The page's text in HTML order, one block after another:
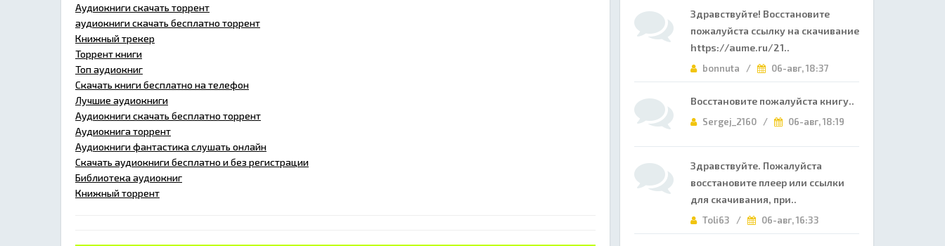
Аудиокниги скачать торрент
аудиокниги скачать бесплатно торрент
Книжный трекер
Торрент книги
Топ аудиокниг
Скачать книги бесплатно на телефон
Лучшие аудиокниги
Аудиокниги скачать бесплатно торрент
Аудиокнига торрент
Аудиокниги фантастика слушать онлайн
Скачать аудиокниги бесплатно и без регистрации
Библиотека аудиокниг
Книжный торрент
Здравствуйте! Восстановите
пожалуйста ссылку на скачивание
https://aume.ru/21..
bonnuta / 06-авг, 18:37
Восстановите пожалуйста книгу..
Sergej_2160 / 06-авг, 18:19
Здравствуйте. Пожалуйста
восстановите плеер или ссылки
для скачивания, при..
Toli63 / 06-авг, 16:33